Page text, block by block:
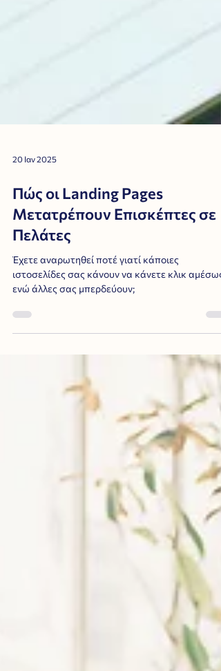
20 Ιαν 2025
Πώς οι Landing Pages
Μετατρέπουν Επισκέπτες σε
Πελάτες
ιστοσελίδες σας κάνουν να κάνετε κλικ αμέσως,